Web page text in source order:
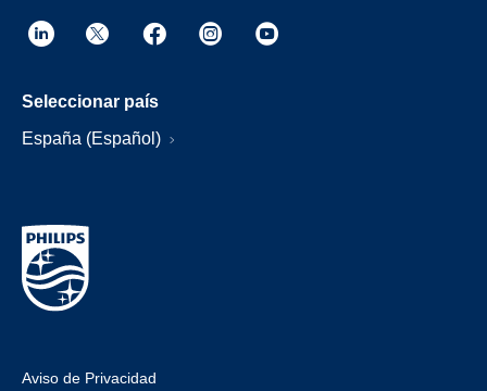
Seleccionar país
España (Español)
Aviso de Privacidad